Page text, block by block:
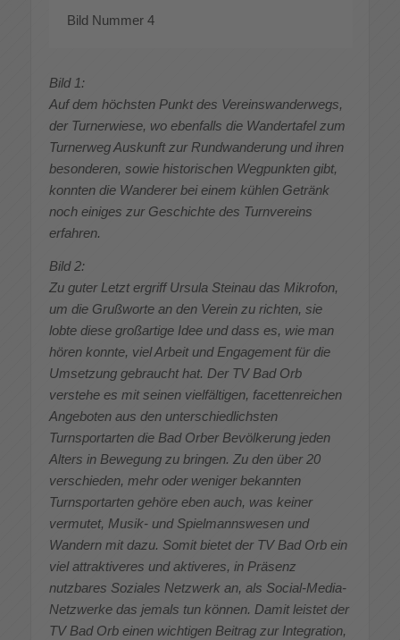
Bild Nummer 4
Bild 1:
Auf dem höchsten Punkt des Vereinswanderwegs,
der Turnerwiese, wo ebenfalls die Wandertafel zum
Turnerweg Auskunft zur Rundwanderung und ihren
besonderen, sowie historischen Wegpunkten gibt,
konnten die Wanderer bei einem kühlen Getränk
noch einiges zur Geschichte des Turnvereins
erfahren.
Bild 2:
Zu guter Letzt ergriff Ursula Steinau das Mikrofon,
um die Grußworte an den Verein zu richten, sie
lobte diese großartige Idee und dass es, wie man
hören konnte, viel Arbeit und Engagement für die
Umsetzung gebraucht hat. Der TV Bad Orb
verstehe es mit seinen vielfältigen, facettenreichen
Angeboten aus den unterschiedlichsten
Turnsportarten die Bad Orber Bevölkerung jeden
Alters in Bewegung zu bringen. Zu den über 20
verschieden, mehr oder weniger bekannten
Turnsportarten gehöre eben auch, was keiner
vermutet, Musik- und Spielmannswesen und
Wandern mit dazu. Somit bietet der TV Bad Orb ein
viel attraktiveres und aktiveres, in Präsenz
nutzbares Soziales Netzwerk an, als Social-Media-
Netzwerke das jemals tun können. Damit leistet der
TV Bad Orb einen wichtigen Beitrag zur Integration,